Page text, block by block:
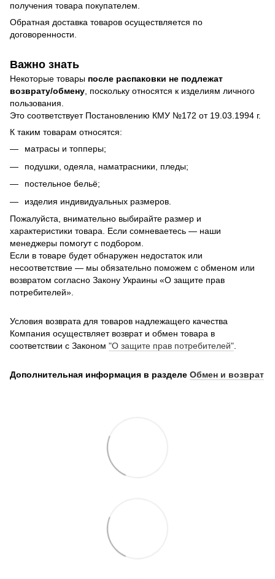
получения товара покупателем.
Обратная доставка товаров осуществляется по
договоренности.
Важно знать
Некоторые товары после распаковки не подлежат
возврату/обмену, поскольку относятся к изделиям личного
пользования.
Это соответствует Постановлению КМУ №172 от 19.03.1994 г.
К таким товарам относятся:
матрасы и топперы;
подушки, одеяла, наматрасники, пледы;
постельное бельё;
изделия индивидуальных размеров.
Пожалуйста, внимательно выбирайте размер и
характеристики товара. Если сомневаетесь — наши
менеджеры помогут с подбором.
Если в товаре будет обнаружен недостаток или
несоответствие — мы обязательно поможем с обменом или
возвратом согласно Закону Украины «О защите прав
потребителей».
Условия возврата для товаров надлежащего качества
Компания осуществляет возврат и обмен товара в
соответствии с Законом "О защите прав потребителей"
Дополнительная информация в разделе Обмен и возврат